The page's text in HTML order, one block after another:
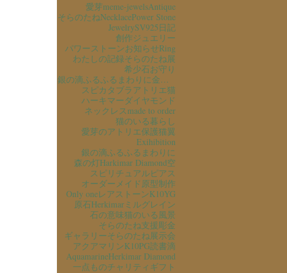
愛芽meme-jewelsAntique
そらのたねNecklacePower Stone
JewelrySV925日記
創作ジュエリー
パワーストーンお知らせRing
わたしの記録そらのたね展
希少石お守り
銀の滴ふるふるまわりに金の滴ふるふるまわりに
スピカタブラ アトリエ猫
ハーキマーダイヤモンド
ネックレスmade to order
猫のいる暮らし
愛芽のアトリエ保護猫翼
Exihibition
銀の滴ふるふるまわりに
森の灯Harkimar Diamond空
スピリチュアルピアス
オーダーメイド原型制作
Only oneレアストーンK10YG
原石Herkimarミルグレイン
石の意味猫のいる風景
そらのたね支援彫金
ギャラリーそらのたね展示会
アクアマリンK10PG読書滴
AquamarineHerkimar Diamond
一点ものチャリティ ギフト